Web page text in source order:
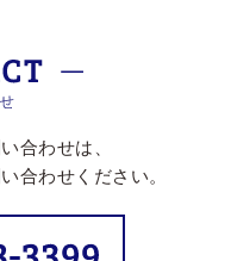
合わせは、
合わせください。